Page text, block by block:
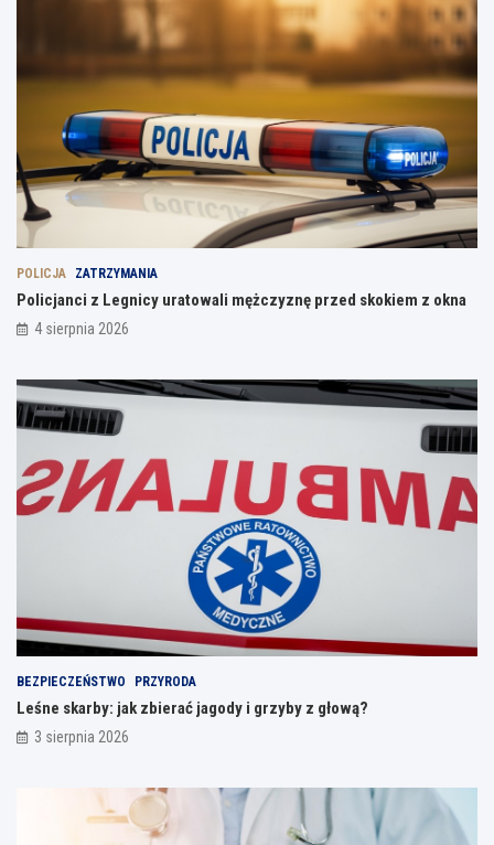
POLICJA ZATRZYMANIA
Policjanci z Legnicy uratowali mężczyznę przed skokiem z okna
4 sierpnia 2026
BEZPIECZEŃSTWO PRZYRODA
Leśne skarby: jak zbierać jagody i grzyby z głową?
3 sierpnia 2026